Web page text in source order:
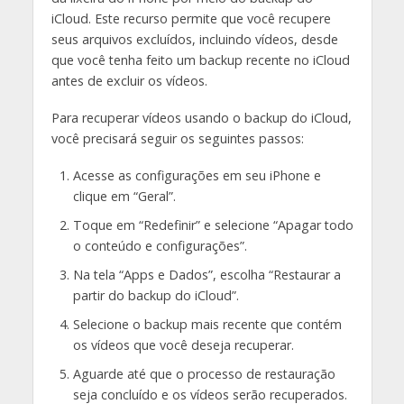
iCloud. Este recurso permite que você recupere
seus arquivos excluídos, incluindo vídeos, desde
que você tenha feito um backup recente no iCloud
antes de excluir os vídeos.
Para recuperar vídeos usando o backup do iCloud,
você precisará seguir os seguintes passos:
Acesse as configurações em seu iPhone e
clique em “Geral”.
Toque em “Redefinir” e selecione “Apagar todo
o conteúdo e configurações”.
Na tela “Apps e Dados”, escolha “Restaurar a
partir do backup do iCloud”.
Selecione o backup mais recente que contém
os vídeos que você deseja recuperar.
Aguarde até que o processo de restauração
seja concluído e os vídeos serão recuperados.